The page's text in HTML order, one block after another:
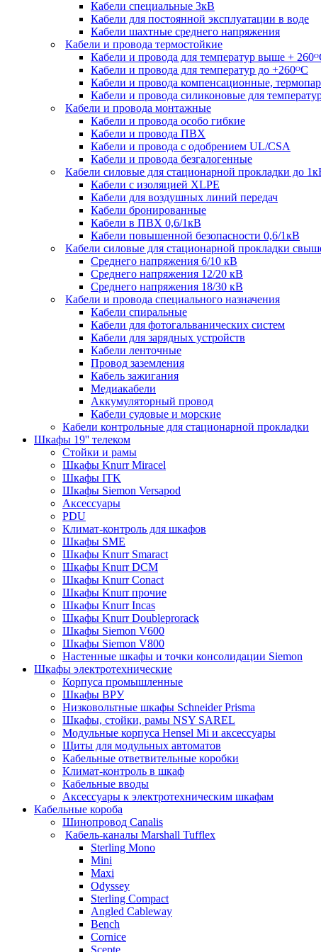
Кабели специальные 3кВ
Кабели для постоянной эксплуатации в воде
Кабели шахтные среднего напряжения
Кабели и провода термостойкие
Кабели и провода для температур выше +
Кабели и провода для температур до +260ᴼС
Кабели и провода компенсационные,
Кабели и провода силиконовые для
Кабели и провода монтажные
Кабели и провода особо гибкие
Кабели и провода ПВХ
Кабели и провода с одобрением UL/CSA
Кабели и провода безгалогенные
Кабели силовые для стационарной прокладки до
Кабели c изоляцией XLPE
Кабели для воздушных линий передач
Кабели бронированные
Кабели в ПВХ 0,6/1кВ
Кабели повышенной безопасности 0,6/1кВ
Кабели силовые для стационарной прокладки
Среднего напряжения 6/10 кВ
Среднего напряжения 12/20 кВ
Среднего напряжения 18/30 кВ
Кабели и провода специального назначения
Кабели спиральные
Кабели для фотогальванических систем
Кабели для зарядных устройств
Кабели ленточные
Провод заземления
Кабель зажигания
Медиакабели
Аккумуляторный провод
Кабели судовые и морские
Кабели контрольные для стационарной прокладки
Шкафы 19'' телеком
Стойки и рамы
Шкафы Knurr Miracel
Шкафы ITK
Шкафы Siemon Versapod
Аксессуары
PDU
Климат-контроль для шкафов
Шкафы SME
Шкафы Knurr Smaract
Шкафы Knurr DCM
Шкафы Knurr Conact
Шкафы Knurr прочие
Шкафы Knurr Incas
Шкафы Knurr Doubleprorack
Шкафы Siemon V600
Шкафы Siemon V800
Настенные шкафы и точки консолидации Siemon
Шкафы электротехнические
Корпуса промышленные
Шкафы ВРУ
Низковольтные шкафы Schneider Prisma
Шкафы, стойки, рамы NSY SAREL
Модульные корпуса Hensel Mi и аксессуары
Щиты для модульных автоматов
Кабельные ответвительные коробки
Климат-контроль в шкаф
Кабельные вводы
Аксессуары к электротехническим шкафам
Кабельные короба
Шинопровод Canalis
Кабель-каналы Marshall Tufflex
Sterling Mono
Mini
Maxi
Odyssey
Sterling Compact
Angled Cableway
Bench
Cornice
Scepte